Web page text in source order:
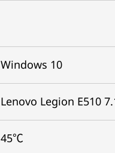
Windows 10
Lenovo Legion E510
45℃